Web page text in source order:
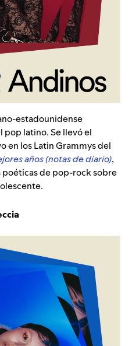
estadounidense
pop latino. Se llevó el
en los Latin Grammys del
años (notas de diario),
de pop-rock sobre